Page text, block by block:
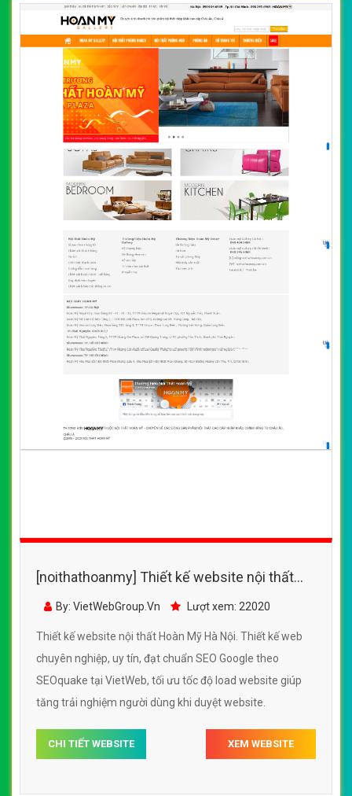
[noithathoanmy] Thiết kế website nội thất
Hoàn Mỹ Hà Nội đẹp SEO nhanh hiệu quả
By: VietWebGroup.Vn Lượt xem: 22020
Thiết kế website nội thất Hoàn Mỹ Hà Nội. Thiết kế web
chuyên nghiệp, uy tín, đạt chuẩn SEO Google theo
SEOquake tại VietWeb, tối ưu tốc độ load website giúp
tăng trải nghiệm người dùng khi duyệt website.
CHI TIẾT WEBSITE XEM WEBSITE